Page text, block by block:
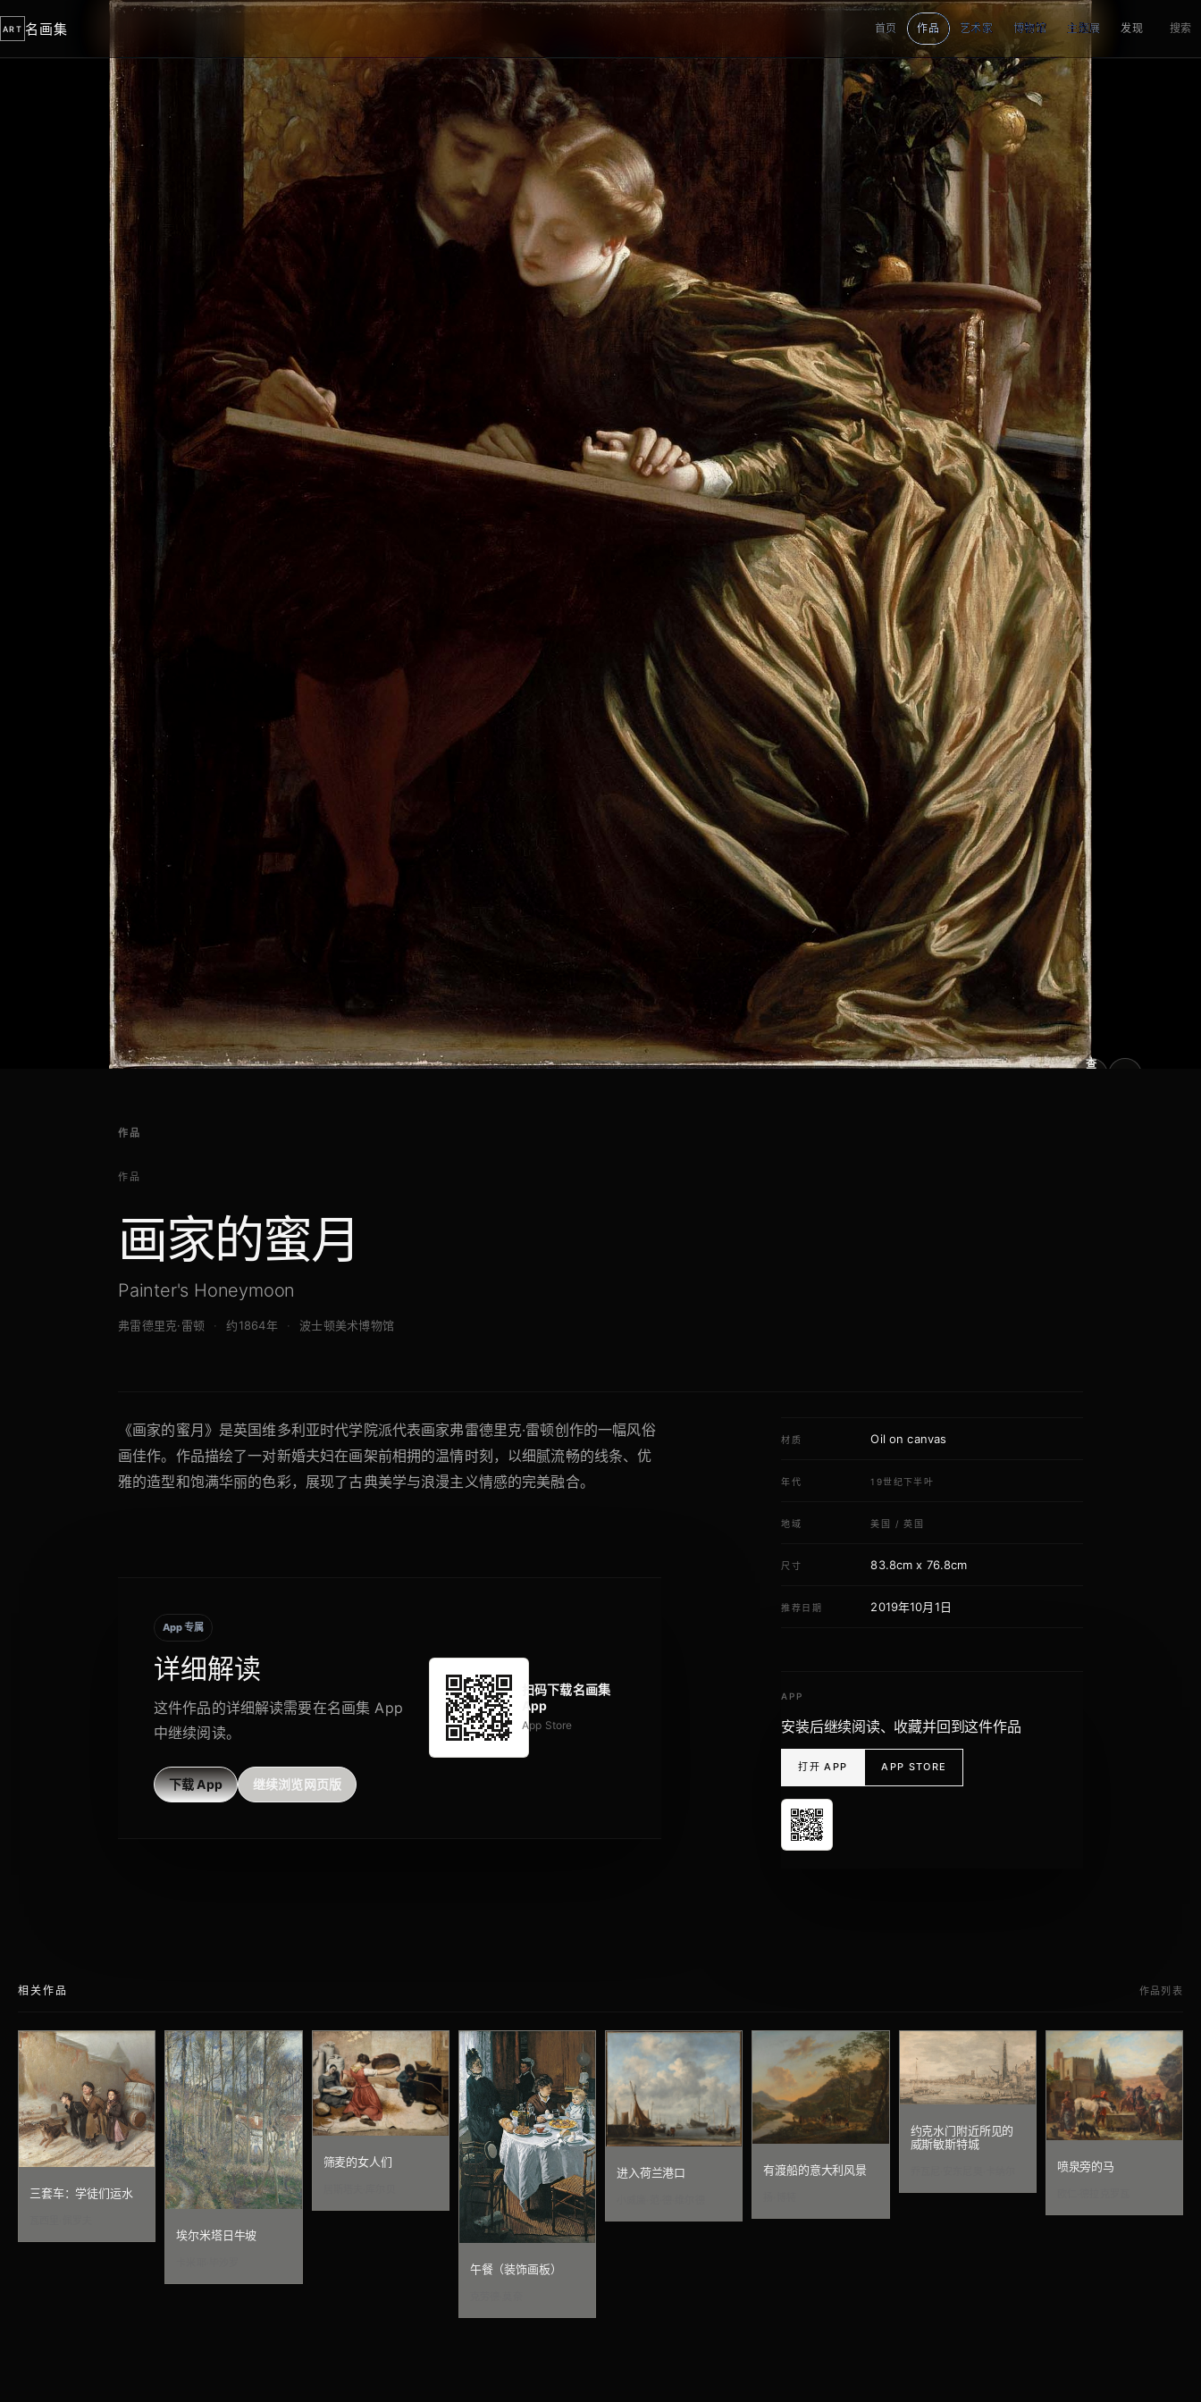
ART 名画集 首页 作品 艺术家 博物馆 主题展 发现 搜索
查
作品
作品
画家的蜜月
Painter's Honeymoon
弗雷德里克·雷顿 约1864年 波士顿美术博物馆
《画家的蜜月》是英国维多利亚时代学院派代表画家弗雷德里克·雷顿创作的一幅风俗
画佳作。作品描绘了一对新婚夫妇在画架前相拥的温情时刻，以细腻流畅的线条、优
雅的造型和饱满华丽的色彩，展现了古典美学与浪漫主义情感的完美融合。
App 专属
详细解读
这件作品的详细解读需要在名画集 App
中继续阅读。
下载 App 继续浏览网页版
扫码下载名画集
App
App Store
材质 Oil on canvas
年代 19世纪下半叶
地域 美国 /英国
尺寸 83.8cm x 76.8cm
推荐日期 2019年10月1日
APP
安装后继续阅读、收藏并回到这件作品
打开 APP APP STORE
相关作品 作品列表
三套车：学徒们运水
埃尔米塔日牛坡
筛麦的女人们
午餐（装饰画板）
进入荷兰港口 有渡船的意大利风景
约克水门附近所见的
威斯敏斯特城
喷泉旁的马